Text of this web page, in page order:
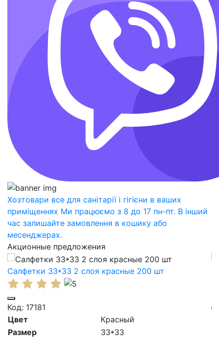
Хозтовари все для санітарії і гігієни в ваших
приміщеннях Ми працюємо з 8 до 17 пн-пт. В інший
час залишайте замовлення в кошику або
месенджерах.
Акционные предложения
Салфетки 33*33 2 слоя красные 200 шт
Код: 17181
Цвет
Красный
Размер
33*33